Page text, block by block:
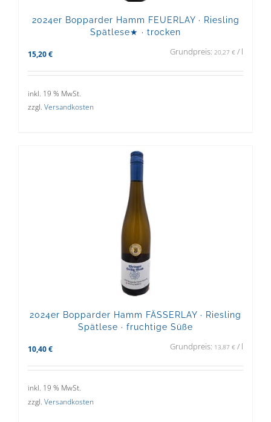
2024er Bopparder Hamm FEUERLAY · Riesling
Spätlese★ · trocken
15,20 € Grundpreis: 20,27 € / l
inkl. 19 % MwSt.
zzgl. Versandkosten
2024er Bopparder Hamm FÄSSERLAY · Riesling
Spätlese · fruchtige Süße
10,40 € Grundpreis: 13,87 € / l
inkl. 19 % MwSt.
zzgl. Versandkosten